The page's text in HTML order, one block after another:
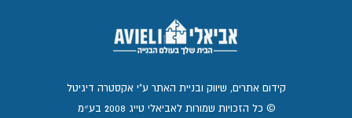
© כל הזכויות שמורות לאביאלי טייג 2008 בע״מ
קידום אתרים, שיווק ובניית האתר ע"י אקסטרה דיגיטל